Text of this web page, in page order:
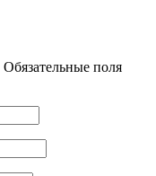
Обязательные поля